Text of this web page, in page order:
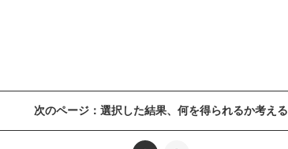
次のページ：選択した結果、何を得られるか考える